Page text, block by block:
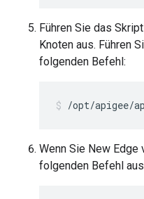
Führen Sie das Skript
Knoten aus. Führen
folgenden Befehl:
/opt/apigee/
Wenn Sie New Edge
folgenden Befehl